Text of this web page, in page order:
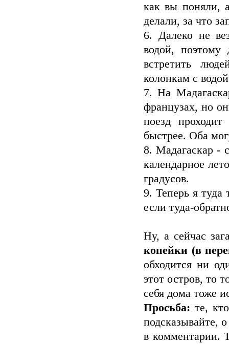
как вы поняли,
делали, за что
6. Далеко не
водой,
встретить
колонкам с
7. На
французах, но
поезд
быстрее. Оба
8. Мадагаскар -
календарное
градусов.
9. Теперь я туда
если туда-
Ну, а сейчас
копейки (в
обходится ни
этот остров, то
себя дома тоже
Просьба: те,
подсказывайте,
в комментарии.